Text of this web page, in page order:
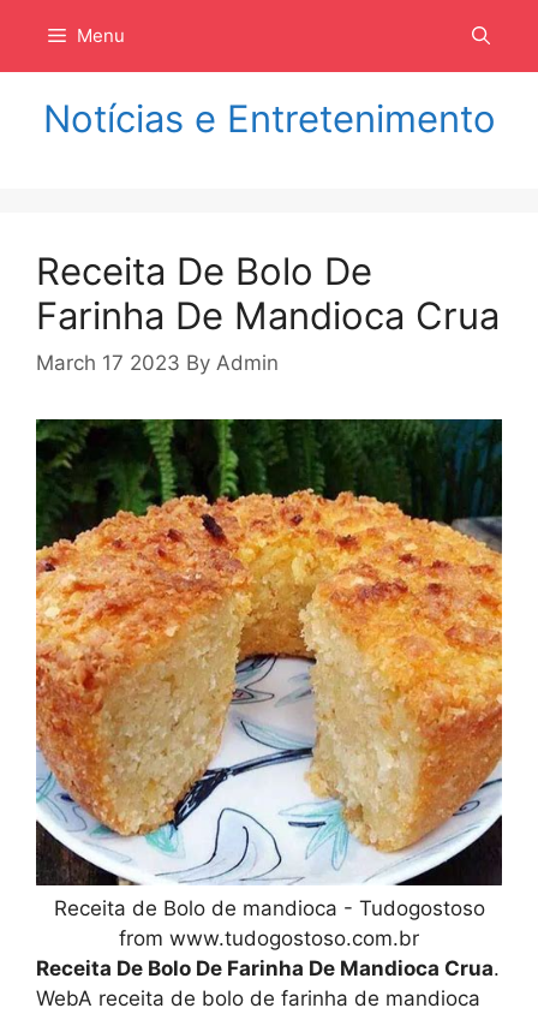
isi
Menu
Notícias e Entretenimento
Receita De Bolo De
Farinha De Mandioca Crua
March 17 2023 By Admin
Receita de Bolo de mandioca - Tudogostoso
from www.tudogostoso.com.br
Receita De Bolo De Farinha De Mandioca Crua.
WebA receita de bolo de farinha de mandioca